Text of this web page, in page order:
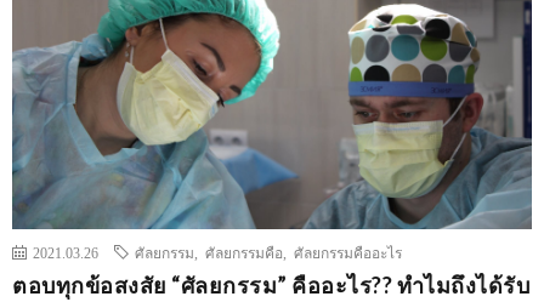
2021.03.26 ศัลยกรรม ศัลยกรรมคือ ศัลยกรรมคืออะไร
ตอบทุกข้อสงสัย “ศัลยกรรม” คืออะไร??​ ทำไมถึงได้รับ